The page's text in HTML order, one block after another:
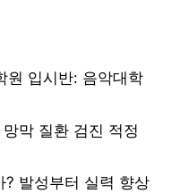
원 입시반: 음악대학
막 질환 검진 적정
? 발성부터 실력 향상